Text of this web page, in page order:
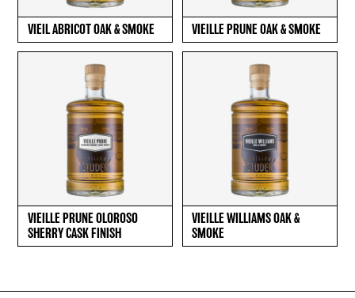
VIEIL ABRICOT OAK & SMOKE VIEILLE PRUNE OAK & SMOKE
VIEILLE PRUNE OLOROSO
SHERRY CASK FINISH
VIEILLE WILLIAMS OAK &
SMOKE